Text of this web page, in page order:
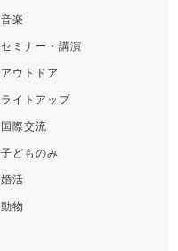
音楽
セミナー・講演
アウトドア
ライトアップ
国際交流
子どものみ
婚活
動物